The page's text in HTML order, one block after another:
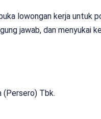
lowongan kerja untuk
jawab, dan menyukai
(Persero) Tbk.